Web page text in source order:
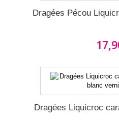
Dragées Pécou
Dragées Liquicroc